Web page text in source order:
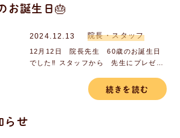
いいた...
お誕生日🎂
2024.12.13 院長・スタッフ
12月12日 院長先生 60歳のお誕生日
でした‼️ スタッフから 先生にプレゼン
される院長先生。 お休みの日は アク
ティブで⛰️山へ行ったり旅行もされたり
続きを読む
らせ